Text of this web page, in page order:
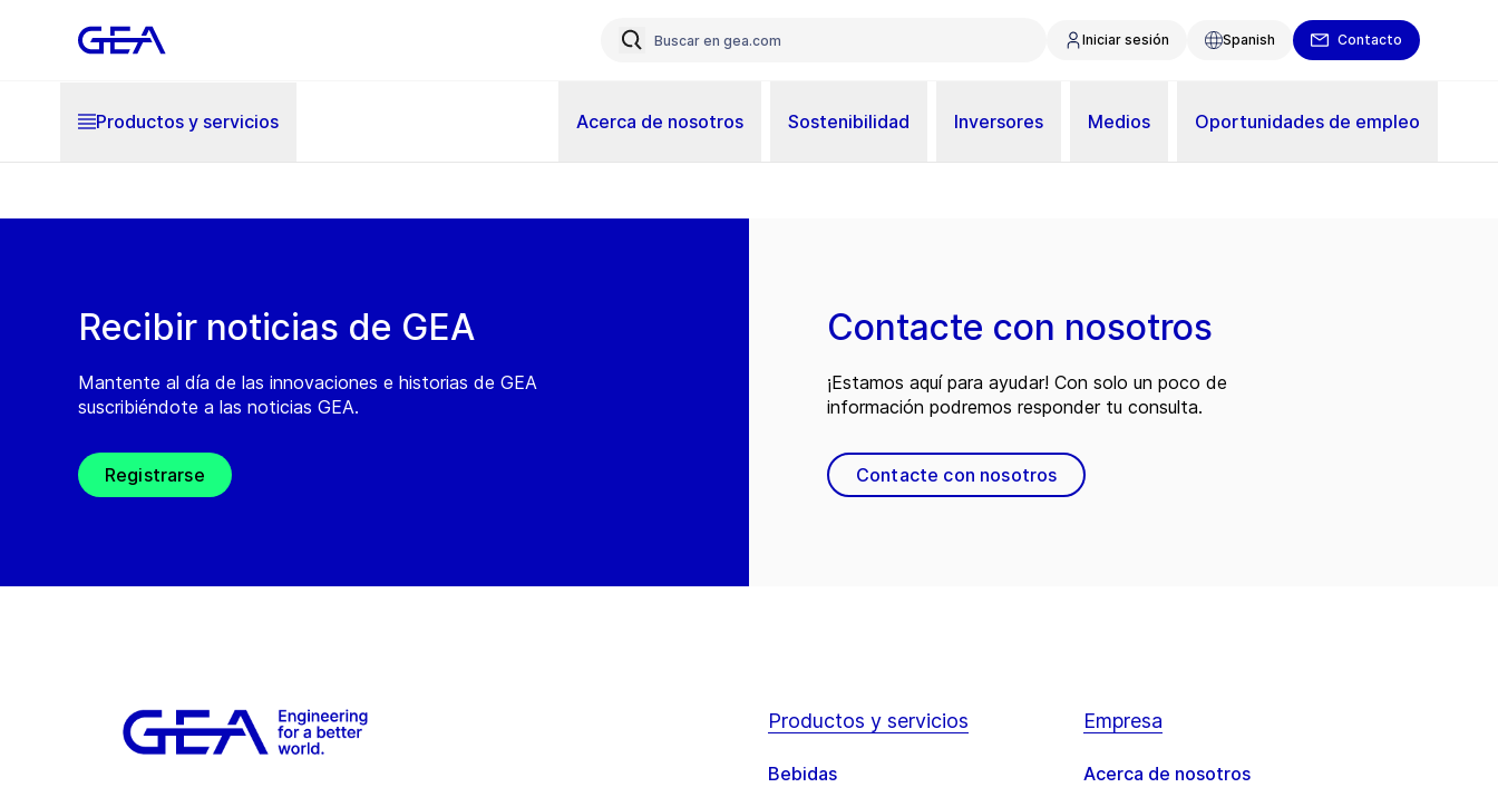
Iniciar sesión Spanish Contacto
Productos y servicios Acerca de nosotros Sostenibilidad Inversores Medios Oportunidades de empleo
Recibir noticias de GEA
Mantente al día de las innovaciones e historias de GEA
suscribiéndote a las noticias GEA.
Registrarse
Contacte con nosotros
¡Estamos aquí para ayudar! Con solo un poco de
información podremos responder tu consulta.
Contacte con nosotros
Productos y servicios
Bebidas
Empresa
Acerca de nosotros